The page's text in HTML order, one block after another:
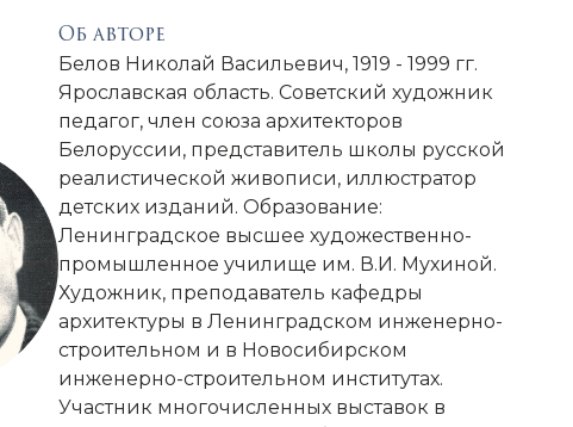
Об авторе
Белов Николай Васильевич, 1919 - 1999 гг.
Ярославская область. Советский художник
педагог, член союза архитекторов
Белоруссии, представитель школы русской
реалистической живописи, иллюстратор
детских изданий. Образование:
Ленинградское высшее художественно-
промышленное училище им. В.И. Мухиной.
Художник, преподаватель кафедры
архитектуры в Ленинградском инженерно-
строительном и в Новосибирском
инженерно-строительном институтах.
Участник многочисленных выставок в